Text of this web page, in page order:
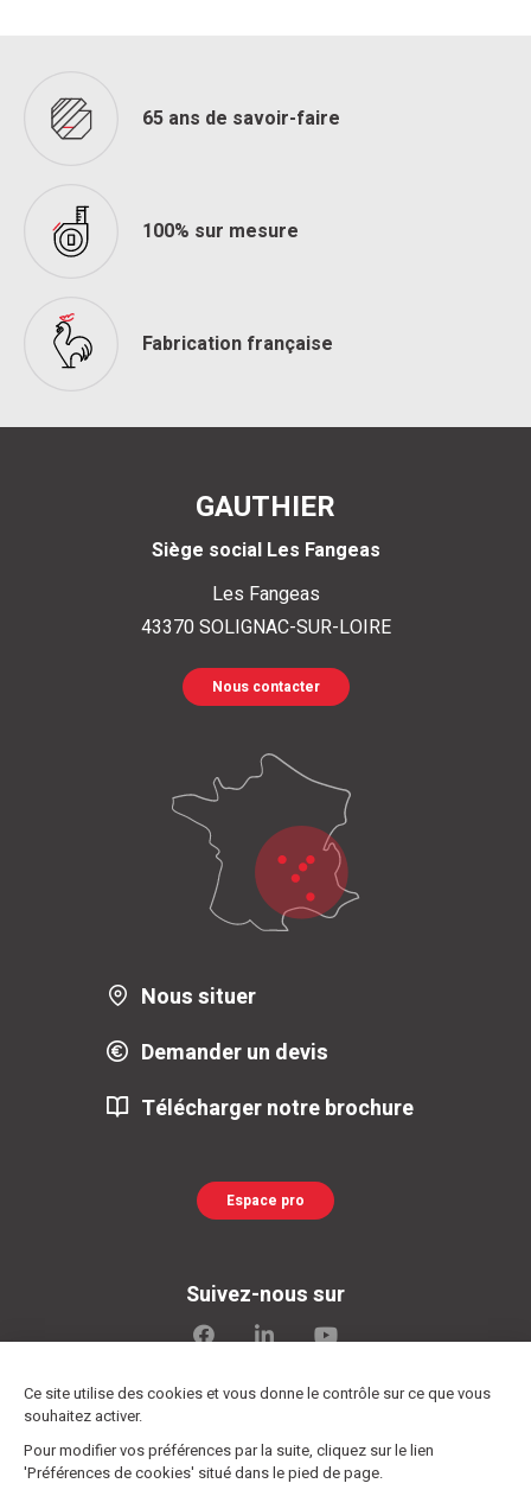
65 ans de savoir-faire
100% sur mesure
Fabrication française
GAUTHIER
Siège social Les Fangeas
Les Fangeas
43370SOLIGNAC-SUR-LOIRE
Nous contacter
Nous situer
Demander un devis
Télécharger notre brochure
Espace pro
Suivez-nous sur
Plan du site-
mes cookies- Made with byIRIS Interactive
Ce site utilise des cookies et vous donne le contrôle sur ce que vous
souhaitez activer.
Pour modifier vos préférences par la suite, cliquez sur le lien
'Préférences de cookies' situé dans le pied de page.